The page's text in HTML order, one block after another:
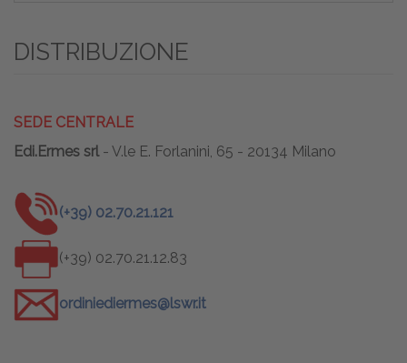
DISTRIBUZIONE
SEDE CENTRALE
Edi.Ermes srl - V.le E. Forlanini, 65 - 20134 Milano
(+39) 02.70.21.121
(+39) 02.70.21.12.83
ordiniediermes@lswr.it